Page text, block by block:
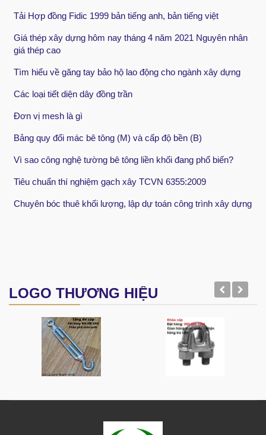
Tải Hợp đồng Fidic 1999 bản tiếng anh, bản tiếng việt
Giá thép xây dựng hôm nay tháng 4 năm 2021 Nguyên nhân
giá thép cao
Tìm hiểu về găng tay bảo hộ lao động cho ngành xây dựng
Các loại tiết diện dây đồng trần
Đơn vị mesh là gì
Bảng quy đổi mác bê tông (M) và cấp độ bền (B)
Vì sao công nghệ tường bê tông liền khối đang phổ biến?
Tiêu chuẩn thí nghiệm gạch xây TCVN 6355:2009
Chuyên bóc thuê khối lượng, lập dự toán công trình xây dựng
LOGO THƯƠNG HIỆU